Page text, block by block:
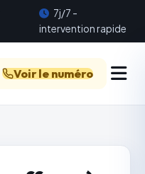
7j/7 -
intervention rapide
Voir le numéro